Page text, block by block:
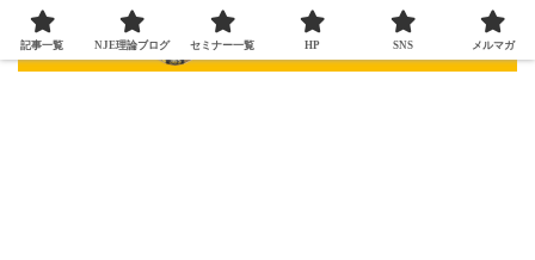
記事一覧 NJE理論ブログ セミナー一覧 HP SNS メルマガ